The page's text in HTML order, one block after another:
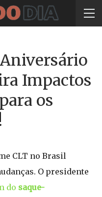
Impactos
os
CLT no Brasil
O presidente
do saque-